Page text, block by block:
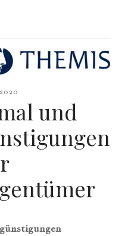
und